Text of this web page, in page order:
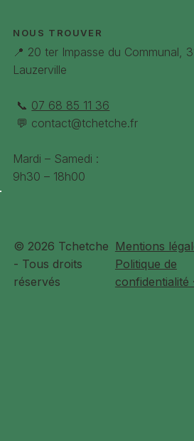
NOUS TROUVER
📍 20 ter Impasse du Communal,
Lauzerville
📞 07 68 85 11 36
💬 contact@tchetche.fr
Mardi – Samedi :
9h30 – 18h00
© 2026 Tchetche
- Tous droits
réservés
Mentions
Politique de
confidentialité